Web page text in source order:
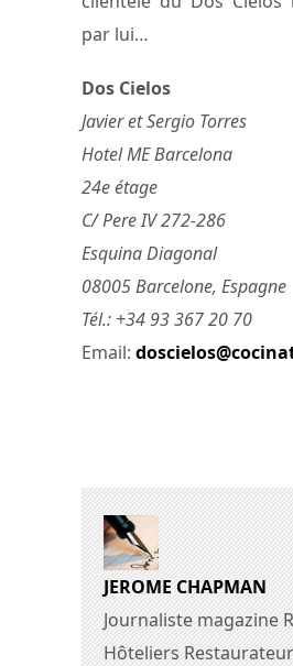
par lui…
Dos Cielos
Javier et Sergio Torres
Hotel ME Barcelona
24e étage
C/ Pere IV 272-286
Esquina Diagonal
08005 Barcelone, Espagne
Tél.: +34 93 367 20 70
Email:
JEROME CHAPMAN
Journaliste magazine
Hôteliers